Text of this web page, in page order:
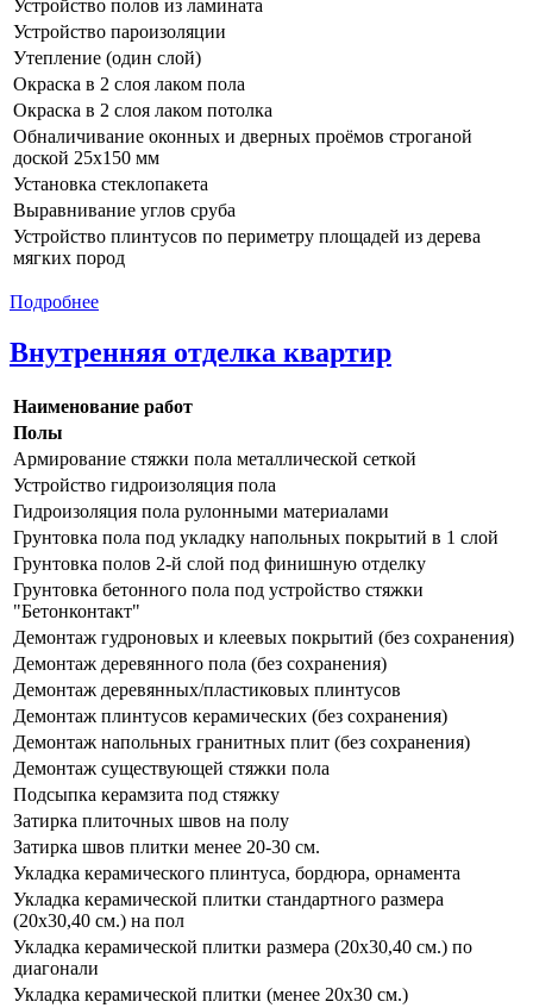
Устройство полов из ламината
Устройство пароизоляции
Утепление (один слой)
Окраска в 2 слоя лаком пола
Окраска в 2 слоя лаком потолка
Обналичивание оконных и дверных проёмов строганой
доской 25х150 мм
Установка стеклопакета
Выравнивание углов сруба
Устройство плинтусов по периметру площадей из дерева
мягких пород
Подробнее
Внутренняя отделка квартир
Наименование работ
Полы
Армирование стяжки пола металлической сеткой
Устройство гидроизоляция пола
Гидроизоляция пола рулонными материалами
Грунтовка пола под укладку напольных покрытий в 1 слой
Грунтовка полов 2-й слой под финишную отделку
Грунтовка бетонного пола под устройство стяжки
"Бетонконтакт"
Демонтаж гудроновых и клеевых покрытий (без сохранения)
Демонтаж деревянного пола (без сохранения)
Демонтаж деревянных/пластиковых плинтусов
Демонтаж плинтусов керамических (без сохранения)
Демонтаж напольных гранитных плит (без сохранения)
Демонтаж существующей стяжки пола
Подсыпка керамзита под стяжку
Затирка плиточных швов на полу
Затирка швов плитки менее 20-30 см.
Укладка керамического плинтуса, бордюра, орнамента
Укладка керамической плитки стандартного размера
(20х30,40 см.) на пол
Укладка керамической плитки размера (20х30,40 см.) по
диагонали
Укладка керамической плитки (менее 20x30 см.)